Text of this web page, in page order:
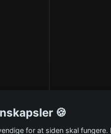
🍪
for at siden skal fungere.